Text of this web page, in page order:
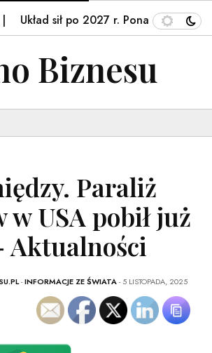
Układ sił po 2027 r. Ponad połowa
Biznesu
Paraliż
w USA pobił już
Aktualności
-INFORMACJE ZE ŚWIATA- 5 LISTOPADA, 2025